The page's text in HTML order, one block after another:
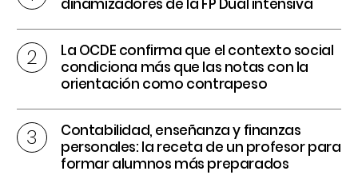
dinamizadores de la FP Dual intensiva
La OCDE confirma que el contexto social
condiciona más que las notas con la
orientación como contrapeso
Contabilidad, enseñanza y finanzas
personales: la receta de un profesor para
formar alumnos más preparados